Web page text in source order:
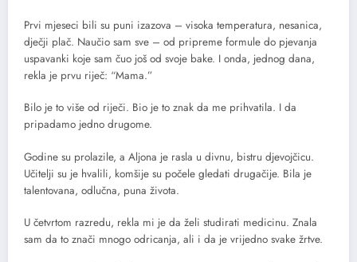
Prvi mjeseci bili su puni izazova – visoka temperatura, nesanica,
dječji plač. Naučio sam sve – od pripreme formule do pjevanja
uspavanki koje sam čuo još od svoje bake. I onda, jednog dana,
rekla je prvu riječ: “Mama.”
Bilo je to više od riječi. Bio je to znak da me prihvatila. I da
pripadamo jedno drugome.
Godine su prolazile, a Aljona je rasla u divnu, bistru djevojčicu.
Učitelji su je hvalili, komšije su počele gledati drugačije. Bila je
talentovana, odlučna, puna života.
U četvrtom razredu, rekla mi je da želi studirati medicinu. Znala
sam da to znači mnogo odricanja, ali i da je vrijedno svake žrtve.